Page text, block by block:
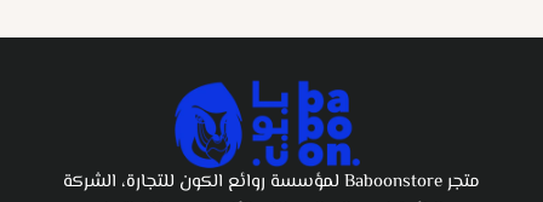
متجر Baboonstore لمؤسسة روائع الكون للتجارة، الشركة